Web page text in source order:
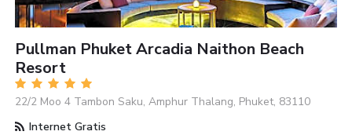
Pullman Phuket Arcadia Naithon Beach
Resort
22/2 Moo 4 Tambon Saku, Amphur Thalang, Phuket, 83110
Internet Gratis